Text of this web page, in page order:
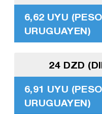
6,62 UYU (PESO
URUGUAYEN)
24 DZD
6,91 UYU (PESO
URUGUAYEN)